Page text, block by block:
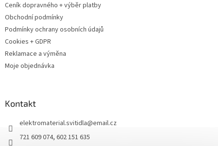
Ceník dopravného + výběr platby
Obchodní podmínky
Podmínky ochrany osobních údajů
Cookies + GDPR
Reklamace a výměna
Moje objednávka
Kontakt
elektromaterial.svitidla@email.cz
721 609 074, 602 151 635